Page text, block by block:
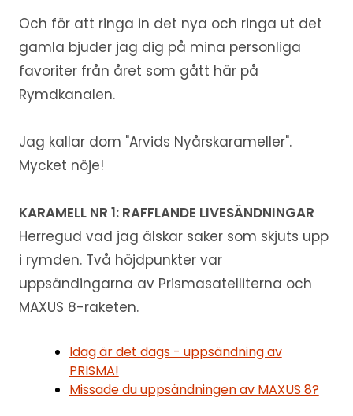
Och för att ringa in det nya och ringa ut det
gamla bjuder jag dig på mina personliga
favoriter från året som gått här på
Rymdkanalen.
Jag kallar dom "Arvids Nyårskarameller".
Mycket nöje!
KARAMELL NR 1: RAFFLANDE LIVESÄNDNINGAR
Herregud vad jag älskar saker som skjuts upp
i rymden. Två höjdpunkter var
uppsändingarna av Prismasatelliterna och
MAXUS 8-raketen.
Idag är det dags - uppsändning av
PRISMA!
Missade du uppsändningen av MAXUS 8?